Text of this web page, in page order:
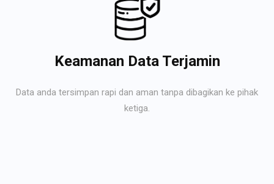
Keamanan Data Terjamin
Data anda tersimpan rapi dan aman tanpa dibagikan ke pihak
ketiga.